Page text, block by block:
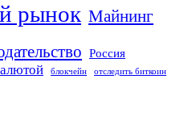
рынок Майнинг
Россия
блокчейн отследить биткоин